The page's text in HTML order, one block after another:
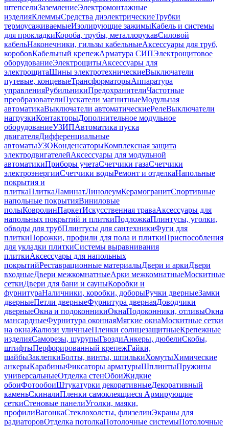
штепселиЗаземлениеЭлектромонтажные
изделияКлеммыСредства диэлектрическиеТрубки
термоусаживаемыеИзолирующие зажимыКабель и системы
для прокладкиКороба, трубы, металлорукавСиловой
кабельНаконечники, гильзы кабельныеАксессуары для труб,
коробовКабельный крепежАрматура СИПЭлектрощитовое
оборудованиеЭлектрощитыАксессуары для
электрощитаШины электротехническиеВыключатели
путевые, концевыеТрансформаторыАппаратура
управленияРубильникиПредохранителиЧастотные
преобразователиПускатели магнитныеМодульная
автоматикаВыключатели автоматическиеРелеВыключатели
нагрузкиКонтакторыДополнительное модульное
оборудованиеУЗИПАвтоматика пуска
двигателяДифференциальные
автоматыУЗОКонденсаторыКомплексная защита
электродвигателейАксессуары для модульной
автоматикиПриборы учетаСчетчики газаСчетчики
электроэнергииСчетчики водыРемонт и отделкаНапольные
покрытия и
плиткаПлиткаЛаминатЛинолеумКерамогранитСпортивные
напольные покрытияВиниловые
полыКовролинПаркетИскусственная траваАксессуары для
напольных покрытий и плиткиПодложкаПлинтусы, уголки,
обводы для трубПлинтусы для сантехникиФуги для
плиткиПорожки, профили для пола и плиткиПриспособления
для укладки плиткиСистемы выравнивания
плиткиАксессуары для напольных
покрытийРеставрационные материалыДвери и аркиДвери
входныеДвери межкомнатныеАрки межкомнатныеМоскитные
сеткиДвери для бани и сауныКоробки и
фурнитураНаличники, коробки, доборыРучки дверныеЗамки
дверныеПетли дверныеФурнитура двернаяДоводчики
дверныеОкна и подоконникиОкнаПодоконники, отливыОкна
мансардныеФурнитура оконнаяМягкие окнаМоскитные сетки
на окнаЖалюзи уличныеПленки солнцезащитныеКрепежные
изделияСаморезы, шурупыГвоздиАнкеры, дюбелиСкобы,
штифтыПерфорированный крепежГайки,
шайбыЗаклепкиБолты, винты, шпилькиХомутыХимические
анкерыКарабиныФиксаторы арматурыШплинтыПружины
универсальныеОтделка стенОбоиЖидкие
обоиФотообоиШтукатурки декоративныеДекоративный
каменьСкиналиПленки самоклеящиеся Армирующие
сеткиСтеновые панелиУголки, маяки,
профилиВагонкаСтеклохолсты, флизелинЭкраны для
радиаторовОтделка потолкаПотолочные системыПотолочные